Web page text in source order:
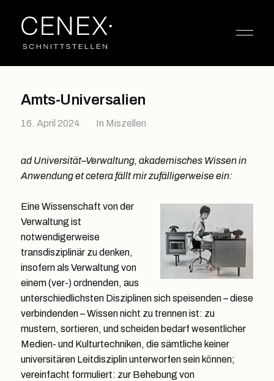
Amts-Universalien
16. April 2024 In Miszellen
ad Universität–Verwaltung, akademisches Wissen in
Anwendung et cetera fällt mir zufälligerweise ein:
Eine Wissenschaft von der
Verwaltung ist
notwendigerweise
transdisziplinär zu denken,
insofern als Verwaltung von
einem (ver-) ordnenden, aus
unterschiedlichsten Disziplinen sich speisenden – diese
verbindenden – Wissen nicht zu trennen ist: zu
mustern, sortieren, und scheiden bedarf wesentlicher
Medien- und Kulturtechniken, die sämtliche keiner
universitären Leitdisziplin unterworfen sein können;
vereinfacht formuliert: zur Behebung von